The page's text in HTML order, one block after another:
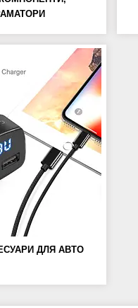
ДЛЯ АВТО